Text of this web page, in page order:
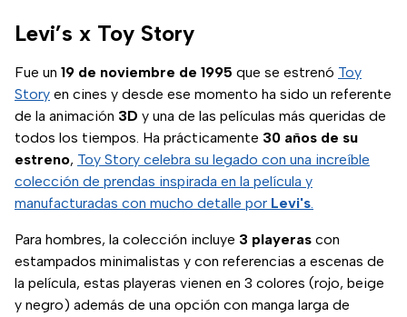
Levi’s x Toy Story
Fue un 19 de noviembre de 1995 que se estrenó Toy
Story en cines y desde ese momento ha sido un referente
de la animación 3D y una de las películas más queridas de
todos los tiempos. Ha prácticamente 30 años de su
estreno, Toy Story celebra su legado con una increíble
colección de prendas inspirada en la película y
manufacturadas con mucho detalle por Levi's.
Para hombres, la colección incluye 3 playeras con
estampados minimalistas y con referencias a escenas de
la película, estas playeras vienen en 3 colores (rojo, beige
y negro) además de una opción con manga larga de